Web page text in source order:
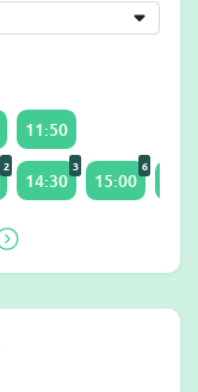
11:50
2
14:30
3
15:00
6